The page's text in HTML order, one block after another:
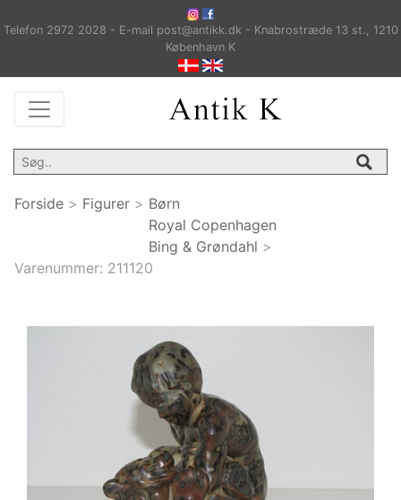
Telefon 2972 2028 - E-mail post@antikk.dk - Knabrostræde 13 st., 1210
København K
Forside > Figurer > Børn
Royal Copenhagen
Bing & Grøndahl >
Varenummer: 211120